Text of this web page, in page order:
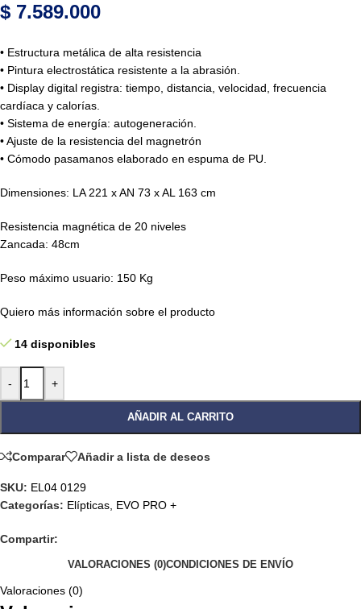
$ 7.589.000
• Estructura metálica de alta resistencia
• Pintura electrostática resistente a la abrasión.
• Display digital registra: tiempo, distancia, velocidad, frecuencia
cardíaca y calorías.
• Sistema de energía: autogeneración.
• Ajuste de la resistencia del magnetrón
• Cómodo pasamanos elaborado en espuma de PU.
Dimensiones: LA 221 x AN 73 x AL 163 cm
Resistencia magnética de 20 niveles
Zancada: 48cm
Peso máximo usuario: 150 Kg
Quiero más información sobre el producto
14 disponibles
- +
AÑADIR AL CARRITO
Comparar Añadir a lista de deseos
SKU: EL04 0129
Categorías: Elípticas EVO PRO +
Compartir:
VALORACIONES (0)CONDICIONES DE ENVÍO
Valoraciones (0)